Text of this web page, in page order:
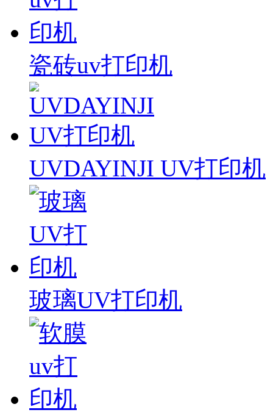
瓷砖uv打印机
UVDAYINJI UV打印机
玻璃UV打印机